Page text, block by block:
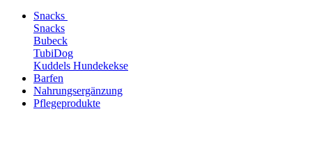
Snacks
Snacks
Bubeck
TubiDog
Kuddels Hundekekse
Barfen
Nahrungsergänzung
Pflegeprodukte